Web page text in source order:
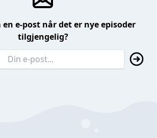
e-post når det er nye episoder
tilgjengelig?